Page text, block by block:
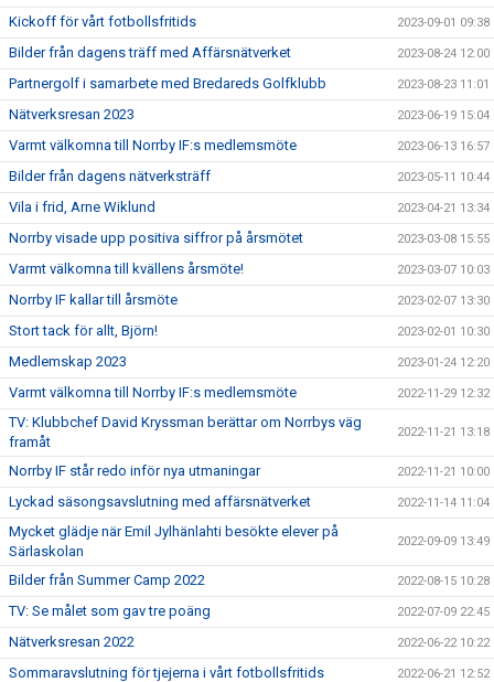
Kickoff för vårt fotbollsfritids 2023-09-01 09:38
Bilder från dagens träff med Affärsnätverket 2023-08-24 12:00
Partnergolf i samarbete med Bredareds Golfklubb 2023-08-23 11:01
Nätverksresan 2023 2023-06-19 15:04
Varmt välkomna till Norrby IF:s medlemsmöte 2023-06-13 16:57
Bilder från dagens nätverksträff 2023-05-11 10:44
Vila i frid, Arne Wiklund 2023-04-21 13:34
Norrby visade upp positiva siffror på årsmötet 2023-03-08 15:55
Varmt välkomna till kvällens årsmöte! 2023-03-07 10:03
Norrby IF kallar till årsmöte 2023-02-07 13:30
Stort tack för allt, Björn! 2023-02-01 10:30
Medlemskap 2023 2023-01-24 12:20
Varmt välkomna till Norrby IF:s medlemsmöte 2022-11-29 12:32
TV: Klubbchef David Kryssman berättar om Norrbys väg
framåt
2022-11-21 13:18
Norrby IF står redo inför nya utmaningar 2022-11-21 10:00
Lyckad säsongsavslutning med affärsnätverket 2022-11-14 11:04
Mycket glädje när Emil Jylhänlahti besökte elever på
Särlaskolan
2022-09-09 13:49
Bilder från Summer Camp 2022 2022-08-15 10:28
TV: Se målet som gav tre poäng 2022-07-09 22:45
Nätverksresan 2022 2022-06-22 10:22
Sommaravslutning för tjejerna i vårt fotbollsfritids 2022-06-21 12:52